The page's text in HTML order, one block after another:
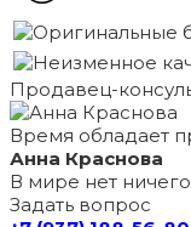
Продавец-
Время обладает
Анна Краснова
В мире нет
Задать вопрос